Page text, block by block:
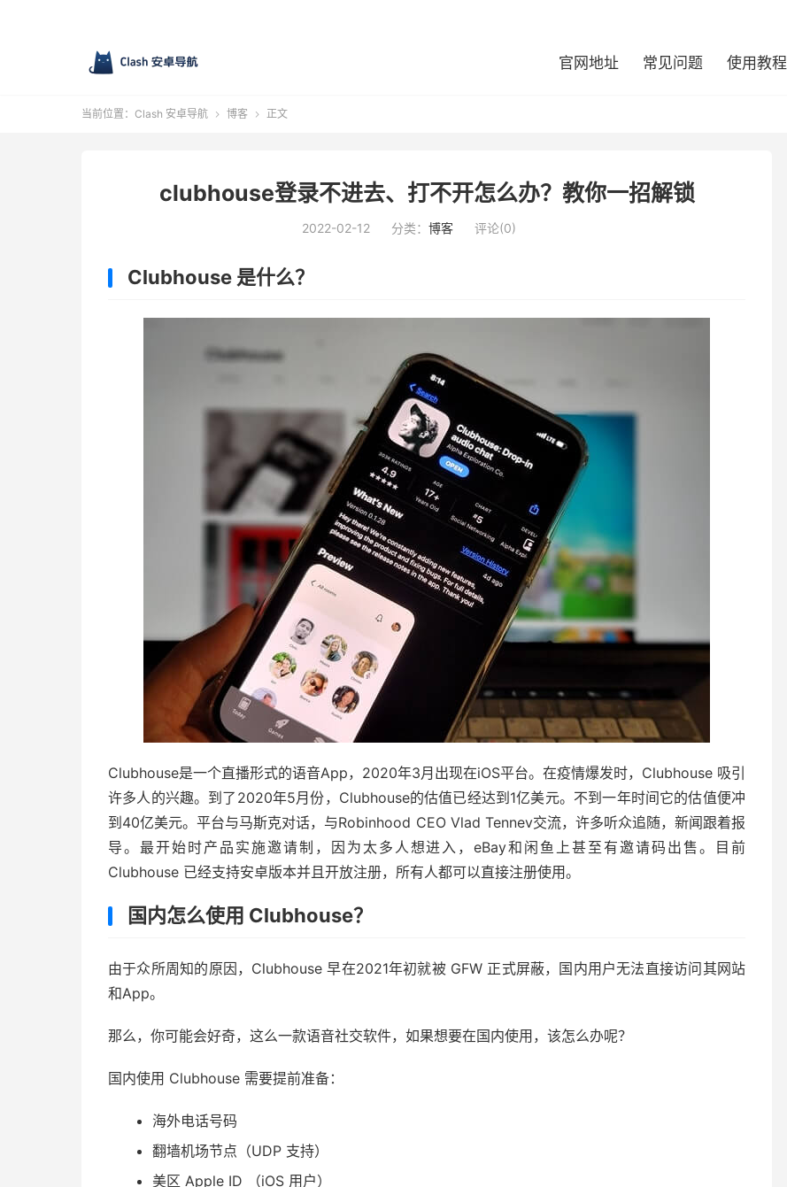
官网地址 常见问题 使用教程
当前位置： Clash 安卓导航  博客  正文
clubhouse登录不进去、打不开怎么办？教你一招解锁
2022-02-12 分类： 博客 评论(0)
Clubhouse 是什么？
Clubhouse是一个直播形式的语音App，2020年3月出现在iOS平台。在疫情爆发时，Clubhouse 吸引
许多人的兴趣。到了2020年5月份，Clubhouse的估值已经达到1亿美元。不到一年时间它的估值便冲
到40亿美元。平台与马斯克对话，与Robinhood CEO Vlad Tennev交流，许多听众追随，新闻跟着报
导。最开始时产品实施邀请制，因为太多人想进入，eBay和闲鱼上甚至有邀请码出售。目前
Clubhouse 已经支持安卓版本并且开放注册，所有人都可以直接注册使用。
国内怎么使用 Clubhouse？
由于众所周知的原因，Clubhouse 早在2021年初就被 GFW 正式屏蔽，国内用户无法直接访问其网站
和App。
那么，你可能会好奇，这么一款语音社交软件，如果想要在国内使用，该怎么办呢？
国内使用 Clubhouse 需要提前准备：
海外电话号码
翻墙机场节点（UDP 支持）
美区 Apple ID （iOS 用户）